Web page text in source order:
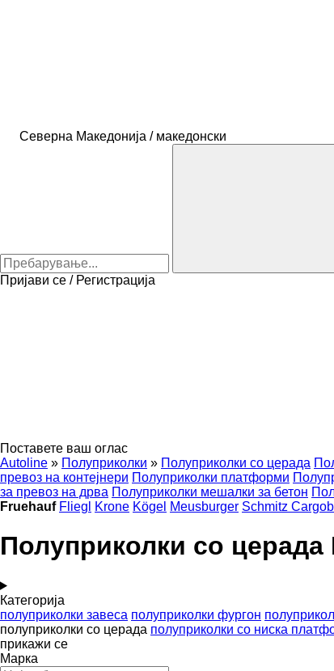
Северна Македонија / македонски
Пријави се / Регистрација
Поставете ваш оглас
Autoline » Полуприколки » Полуприколки со церада
превоз на контејнери Полуприколки платформи
за превоз на дрва Полуприколки мешалки за бетон
Fruehauf Fliegl Krone Kögel Meusburger Schmitz
Полуприколки со церада
Категорија
полуприколки завеса полуприколки фургон
полуприколки со церада полуприколки со ниска
прикажи се
Марка